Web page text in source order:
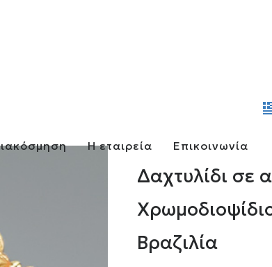
Η εταιρεία Επικοινωνία
Δαχτυλίδι σε
Βραζιλία